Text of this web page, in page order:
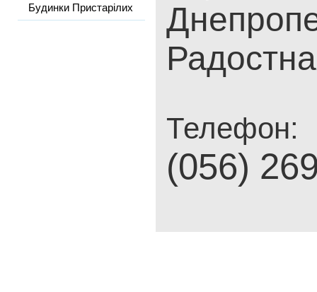
Будинки Пристарілих
Телефон:
(056)